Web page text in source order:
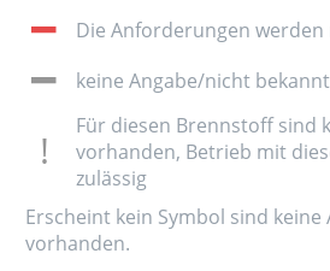
Die Anforderungen
keine Angabe/nicht bekannt
Für diesen Brennstoff sind
vorhanden, Betrieb mit
zulässig
Erscheint kein Symbol sind
vorhanden.